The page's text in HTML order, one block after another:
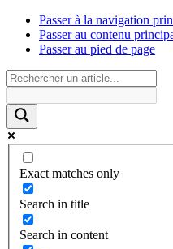
Passer à la navigation
Passer au contenu
Passer au pied de page
Exact matches only
Search in title
Search in content